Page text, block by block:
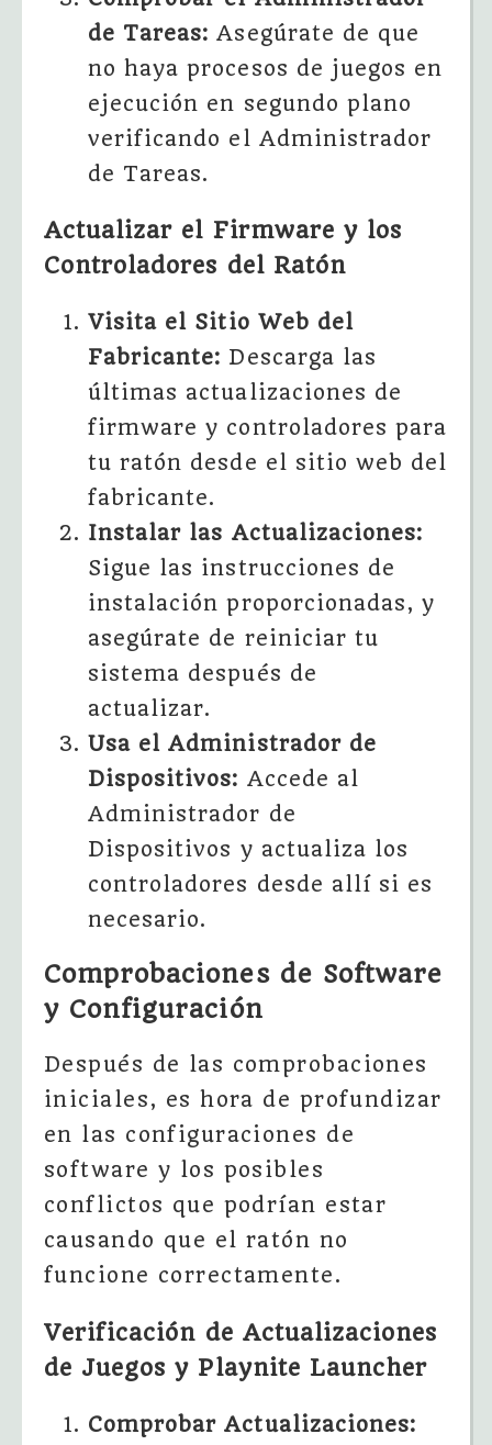
de Tareas: Asegúrate de que
no haya procesos de juegos en
ejecución en segundo plano
verificando el Administrador
de Tareas.
Actualizar el Firmware y los
Controladores del Ratón
Visita el Sitio Web del
Fabricante: Descarga las
últimas actualizaciones de
firmware y controladores para
tu ratón desde el sitio web del
fabricante.
Instalar las Actualizaciones:
Sigue las instrucciones de
instalación proporcionadas, y
asegúrate de reiniciar tu
sistema después de
actualizar.
Usa el Administrador de
Dispositivos: Accede al
Administrador de
Dispositivos y actualiza los
controladores desde allí si es
necesario.
Comprobaciones de Software
y Configuración
Después de las comprobaciones
iniciales, es hora de profundizar
en las configuraciones de
software y los posibles
conflictos que podrían estar
causando que el ratón no
funcione correctamente.
Verificación de Actualizaciones
de Juegos y Playnite Launcher
Comprobar Actualizaciones: